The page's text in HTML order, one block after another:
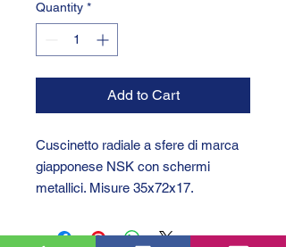
Quantity *
Add to Cart
Cuscinetto radiale a sfere di marca
giapponese NSK con schermi
metallici. Misure 35x72x17.